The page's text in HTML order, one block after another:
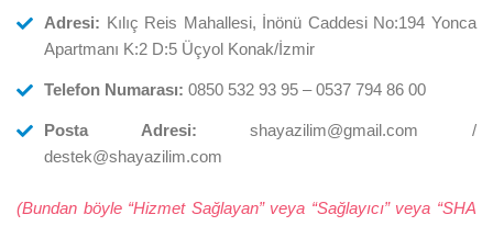
Adresi: Kılıç Reis Mahallesi, İnönü Caddesi No:194 Yonca
Apartmanı K:2 D:5 Üçyol Konak/İzmir
Telefon Numarası: 0850 532 93 95 – 0537 794 86 00
Posta Adresi: shayazilim@gmail.com /
destek@shayazilim.com
(Bundan böyle “Hizmet Sağlayan” veya “Sağlayıcı” veya “SHA